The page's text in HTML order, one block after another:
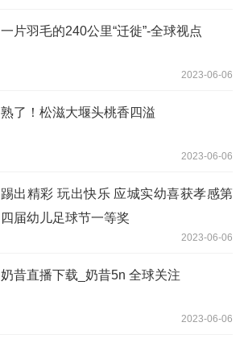
一片羽毛的240公里“迁徙”-全球视点
2023-06-06
熟了！松滋大堰头桃香四溢
2023-06-06
踢出精彩 玩出快乐 应城实幼喜获孝感第
四届幼儿足球节一等奖
2023-06-06
奶昔直播下载_奶昔5n 全球关注
2023-06-06